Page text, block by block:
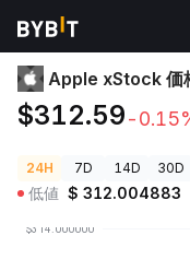
暗号資産価格
Apple xStock 価
$312.59-
24H 7D 14D 30D
低値 $ 312.004883